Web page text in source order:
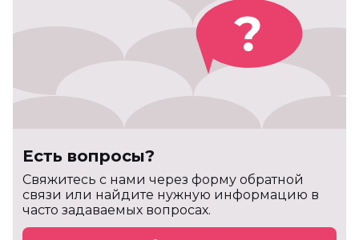
Есть вопросы?
Cвяжитесь с нами через форму обратной
связи или найдите нужную информацию в
часто задаваемых вопросах.